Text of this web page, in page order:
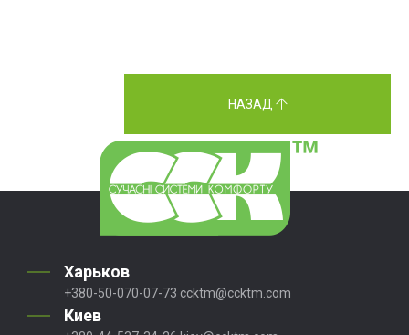
НАЗАД
Харьков
+380-50-070-07-73 ccktm@ccktm.com
Киев